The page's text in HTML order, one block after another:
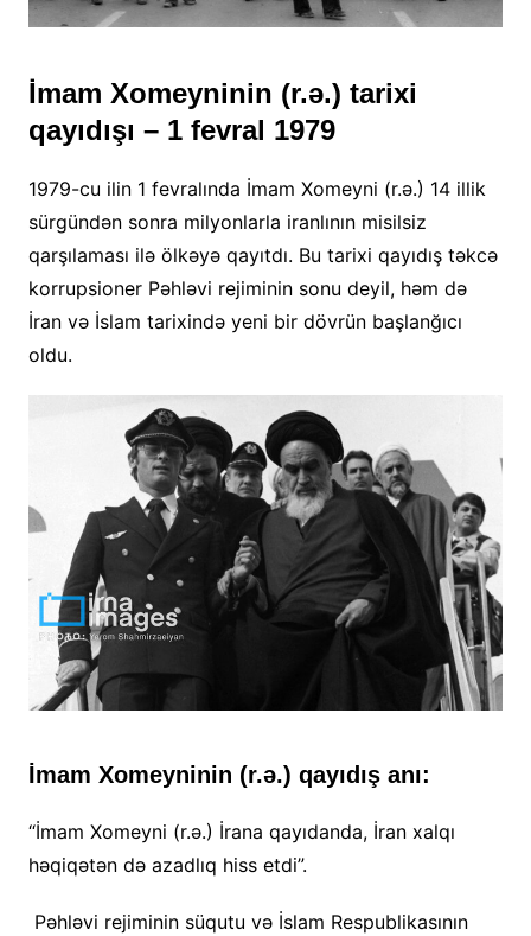
İmam Xomeyninin (r.ə.) tarixi
qayıdışı – 1 fevral 1979
1979-cu ilin 1 fevralında İmam Xomeyni (r.ə.) 14 illik
sürgündən sonra milyonlarla iranlının misilsiz
qarşılaması ilə ölkəyə qayıtdı. Bu tarixi qayıdış təkcə
korrupsioner Pəhləvi rejiminin sonu deyil, həm də
İran və İslam tarixində yeni bir dövrün başlanğıcı
oldu.
İmam Xomeyninin (r.ə.) qayıdış anı:
“İmam Xomeyni (r.ə.) İrana qayıdanda, İran xalqı
həqiqətən də azadlıq hiss etdi”.
Pəhləvi rejiminin süqutu və İslam Respublikasının